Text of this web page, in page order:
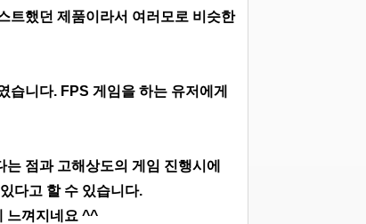
트했던 제품이라서 여러모로 비슷한
습니다. FPS 게임을 하는 유저에게
점과 고해상도의 게임 진행시에
다고 할 수 있습니다.
느껴지네요 ^^